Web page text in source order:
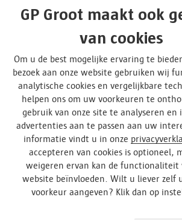
Contact
Disclaimer en privacy
Algemene voorwaarden
GP Groot maakt ook
van cookies
Om u de best mogelijke ervaring te
bezoek aan onze website gebruiken wij
analytische cookies en vergelijkbare
helpen ons om uw voorkeuren te
gebruik van onze site te analyseren en
advertenties aan te passen aan uw
informatie vindt u in onze
accepteren van cookies is optioneel,
weigeren ervan kan de functionaliteit
website beïnvloeden. Wilt u liever zelf
voorkeur aangeven? Klik dan op